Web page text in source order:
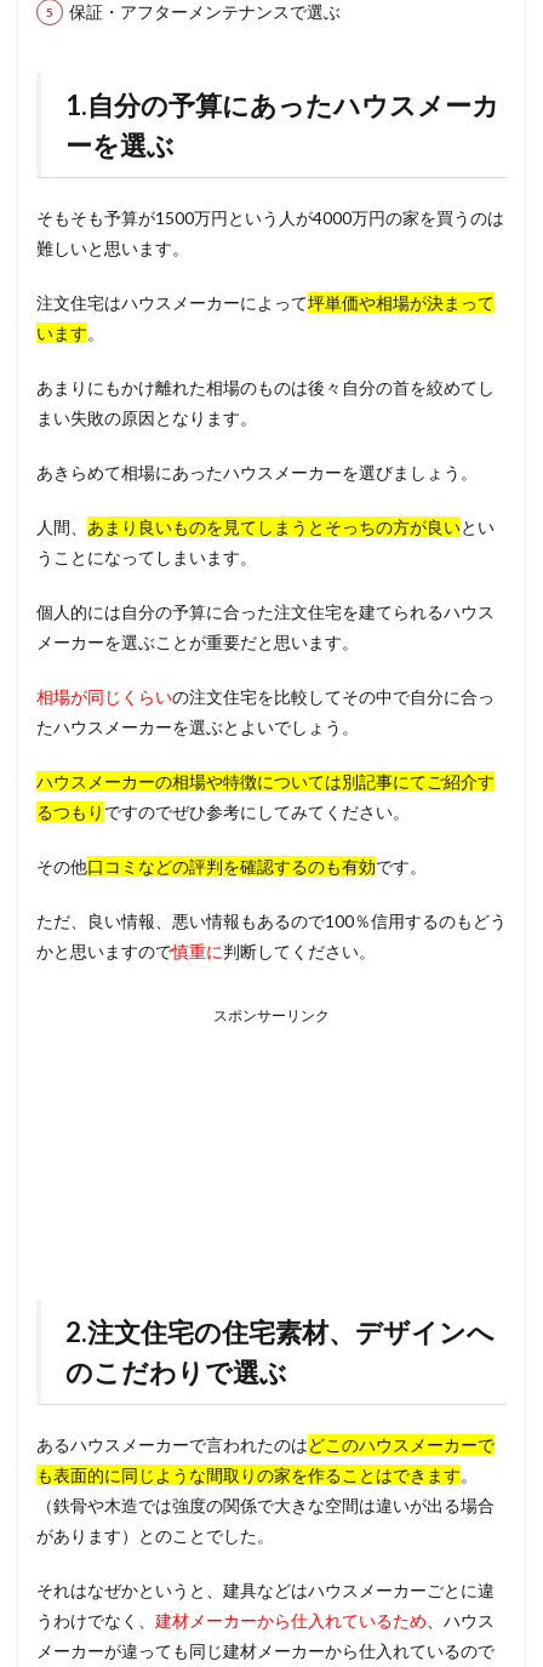
保証・アフターメンテナンスで選ぶ
1.自分の予算にあったハウスメーカ
ーを選ぶ
そもそも予算が1500万円という人が4000万円の家を買うのは
難しいと思います。
注文住宅はハウスメーカーによって坪単価や相場が決まって
います。
あまりにもかけ離れた相場のものは後々自分の首を絞めてし
まい失敗の原因となります。
あきらめて相場にあったハウスメーカーを選びましょう。
人間、 あまり良いものを見てしまうとそっちの方が良いとい
うことになってしまいます。
個人的には自分の予算に合った注文住宅を建てられるハウス
メーカーを選ぶことが重要だと思います。
相場が同じくらいの注文住宅を比較してその中で自分に合っ
たハウスメーカーを選ぶとよいでしょう。
ハウスメーカーの相場や特徴については別記事にてご紹介す
るつもり ですのでぜひ参考にしてみてください。
その他口コミなどの評判を確認するのも有効です。
ただ、良い情報、悪い情報もあるので100％信用するのもどう
かと思いますので慎重に判断してください。
スポンサーリンク
2.注文住宅の住宅素材、デザインへ
のこだわりで選ぶ
あるハウスメーカーで言われたのはどこのハウスメーカーで
も表面的に同じような間取りの家を作ることはできます。
（鉄骨や木造では強度の関係で大きな空間は違いが出る場合
があります）とのことでした。
それはなぜかというと、建具などはハウスメーカーごとに違
うわけでなく、 建材メーカーから仕入れているため 、ハウス
メーカーが違っても同じ建材メーカーから仕入れているので